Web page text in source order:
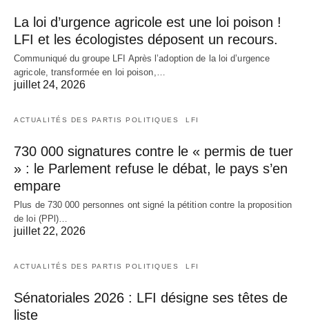
La loi d’urgence agricole est une loi poison !
LFI et les écologistes déposent un recours.
Communiqué du groupe LFI Après l’adoption de la loi d’urgence
agricole, transformée en loi poison,…
juillet 24, 2026
ACTUALITÉS DES PARTIS POLITIQUES LFI
730 000 signatures contre le « permis de tuer
» : le Parlement refuse le débat, le pays s’en
empare
Plus de 730 000 personnes ont signé la pétition contre la proposition
de loi (PPl)…
juillet 22, 2026
ACTUALITÉS DES PARTIS POLITIQUES LFI
Sénatoriales 2026 : LFI désigne ses têtes de
liste